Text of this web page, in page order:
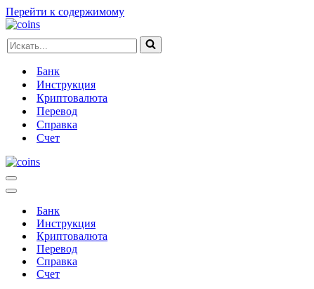
Перейти к содержимому
Искать...
Банк
Инструкция
Криптовалюта
Перевод
Справка
Счет
Меню
навигации
Меню
навигацииБанк
Инструкция
Криптовалюта
Перевод
Справка
Счет